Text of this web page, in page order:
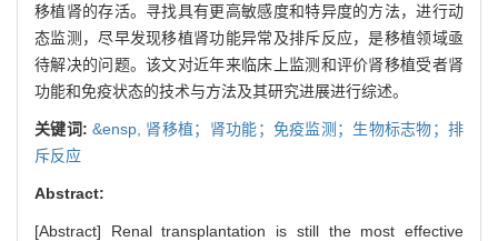
移植肾的存活。寻找具有更高敏感度和特异度的方法，进行动
态监测，尽早发现移植肾功能异常及排斥反应，是移植领域亟
待解决的问题。该文对近年来临床上监测和评价肾移植受者肾
功能和免疫状态的技术与方法及其研究进展进行综述。
关键词:&ensp, 肾移植；肾功能；免疫监测；生物标志物；排
斥反应
Abstract:
[Abstract] Renal transplantation is still the most effective